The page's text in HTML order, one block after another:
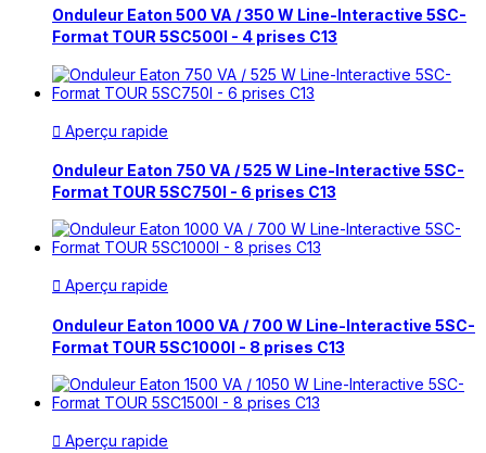
Onduleur Eaton 500 VA / 350 W Line-Interactive 5SC-
Format TOUR 5SC500I - 4 prises C13
 Aperçu rapide
Onduleur Eaton 750 VA / 525 W Line-Interactive 5SC-
Format TOUR 5SC750I - 6 prises C13
 Aperçu rapide
Onduleur Eaton 1000 VA / 700 W Line-Interactive 5SC-
Format TOUR 5SC1000I - 8 prises C13
 Aperçu rapide